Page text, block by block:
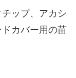
ップ、アカシ
カバー用の苗